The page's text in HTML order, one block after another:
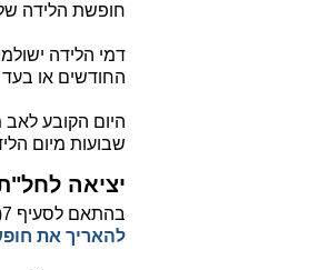
חופשת הלידה
דמי הלידה
החודשים או בעד 15 חודשים מתוך 22 החודשים שקדמו ליום הקובע לאב.
שבועות מיום
יציאה
בהתאם לסעיף 7(ד)(1) לחוק עבודת נשים כל עובדת, ללא קשר לתקופת הוותק שלה, זכאית
להאריך את